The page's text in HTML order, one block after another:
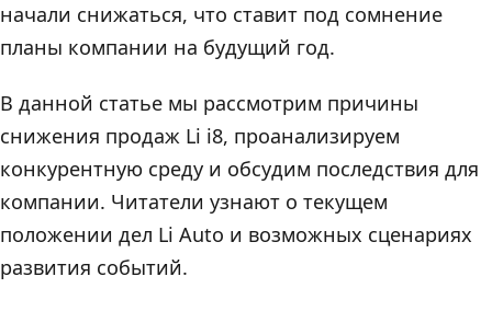
начали снижаться, что ставит под сомнение
планы компании на будущий год.
В данной статье мы рассмотрим причины
снижения продаж Li i8, проанализируем
конкурентную среду и обсудим последствия для
компании. Читатели узнают о текущем
положении дел Li Auto и возможных сценариях
развития событий.